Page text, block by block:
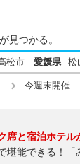
見つかる。
松市 愛媛県 松
今週末開催
席と宿泊ホテル
堪能できる！